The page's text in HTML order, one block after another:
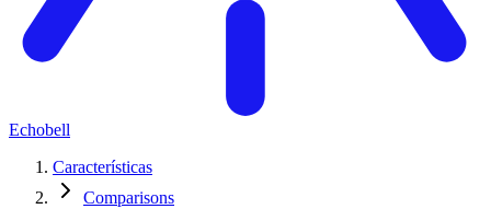
Echobell
Características
Comparisons